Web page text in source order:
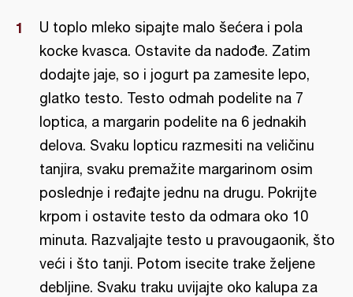
U toplo mleko sipajte malo šećera i pola
kocke kvasca. Ostavite da nadođe. Zatim
dodajte jaje, so i jogurt pa zamesite lepo,
glatko testo. Testo odmah podelite na 7
loptica, a margarin podelite na 6 jednakih
delova. Svaku lopticu razmesiti na veličinu
tanjira, svaku premažite margarinom osim
poslednje i ređajte jednu na drugu. Pokrijte
krpom i ostavite testo da odmara oko 10
minuta. Razvaljajte testo u pravougaonik, što
veći i što tanji. Potom isecite trake željene
debljine. Svaku traku uvijajte oko kalupa za